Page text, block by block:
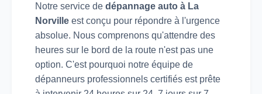
Notre service de dépannage auto à La
Norville est conçu pour répondre à l'urgence
absolue. Nous comprenons qu'attendre des
heures sur le bord de la route n'est pas une
option. C'est pourquoi notre équipe de
dépanneurs professionnels certifiés est prête